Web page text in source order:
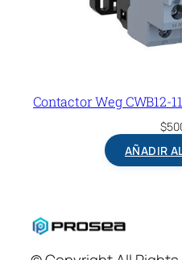
Contactor Weg CWB12-
$
AÑADIR